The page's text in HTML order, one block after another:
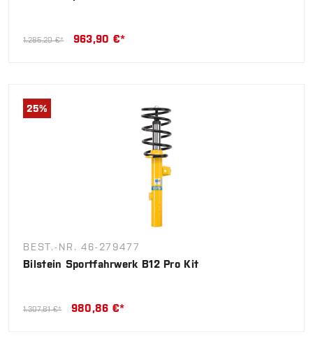
1.285,20 €* 963,90 €*
25%
BEST.-NR. 46-279477
Bilstein Sportfahrwerk B12 Pro Kit
1.307,81 €* 980,86 €*